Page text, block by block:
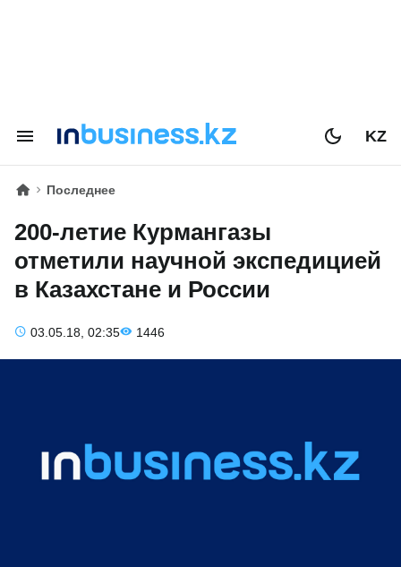
KZ
Последнее
200-летие Курмангазы
отметили научной экспедицией
в Казахстане и России
03.05.18, 02:35 1446